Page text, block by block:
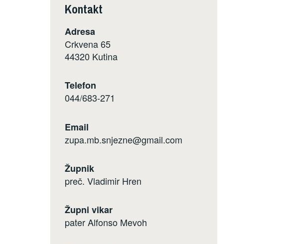
Kontakt
Adresa
Crkvena 65
44320 Kutina
Telefon
044/683-271
Email
zupa.mb.snjezne@gmail.com
Župnik
preč. Vladimir Hren
Župni vikar
pater Alfonso Mevoh